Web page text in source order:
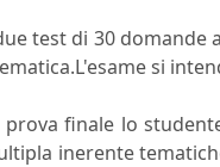
test di 30
si
finale lo
inerente